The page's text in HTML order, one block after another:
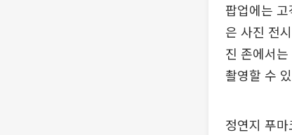
팝업에는
은 사진 전
진 존에서
촬영할 수
정연지 푸